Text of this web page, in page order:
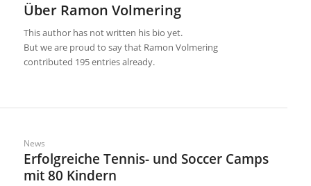
Über Ramon Volmering
This author has not written his bio yet.
But we are proud to say that Ramon Volmering
contributed 195 entries already.
News
Erfolgreiche Tennis- und Soccer Camps
mit 80 Kindern